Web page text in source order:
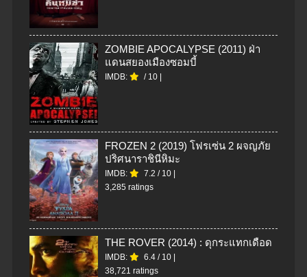
ZOMBIE APOCALYPSE (2011) ฝ่า
แดนสยองเมืองซอมบี้
IMDB: / 10
FROZEN 2 (2019) โฟรเซ่น 2 ผจญภัย
ปริศนาราชินีหิมะ
IMDB: 7.2 / 10
3,285 ratings
THE ROVER (2014) : ดุกระแทกเดือด
IMDB: 6.4 / 10
38,721 ratings